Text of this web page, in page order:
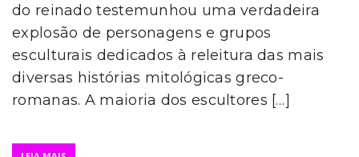
do reinado testemunhou uma verdadeira
explosão de personagens e grupos
esculturais dedicados à releitura das mais
diversas histórias mitológicas greco-
romanas. A maioria dos escultores […]